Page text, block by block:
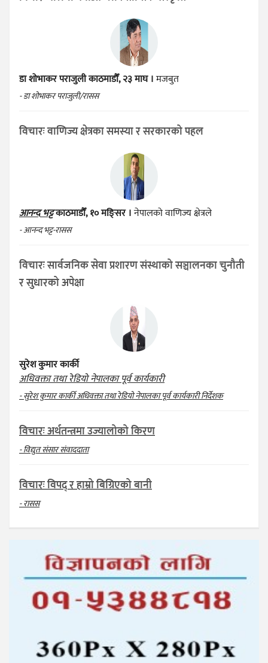
डा शोभाकर पराजुलीकाठमाडौँ, २३ माघ ।मजबुत
- डा शोभाकर पराजुली/रासस
विचारः वाणिज्य क्षेत्रका समस्या र सरकारको पहल
आनन्द भट्टकाठमाडौँ, १० मङ्सिर ।नेपालको वाणिज्य क्षेत्रले
- आनन्द भट्ट-रासस
विचारः सार्वजनिक सेवा प्रशारण संस्थाको सञ्चालनका चुनौती
र सुधारको अपेक्षा
सुरेश कुमार कार्की
अधिवक्ता तथा रेडियो नेपालका पूर्व कार्यकारी
- सुरेश कुमार कार्की अधिवक्ता तथा रेडियो नेपालका पूर्व कार्यकारी निर्देशक
विचारः अर्थतन्त्रमा उज्यालोको किरण
- विद्युत संसार संवाददाता
विचारः विपद् र हाम्रो बिग्रिएको बानी
- रासस